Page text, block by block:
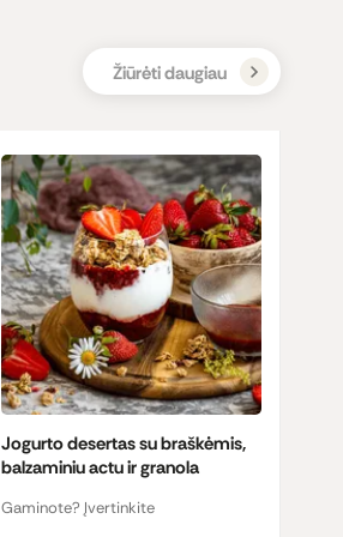
Žiūrėti daugiau
Jogurto desertas su braškėmis,
balzaminiu actu ir granola
Gaminote? Įvertinkite